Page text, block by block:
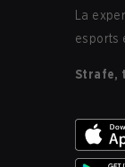
La
esports
Strafe,